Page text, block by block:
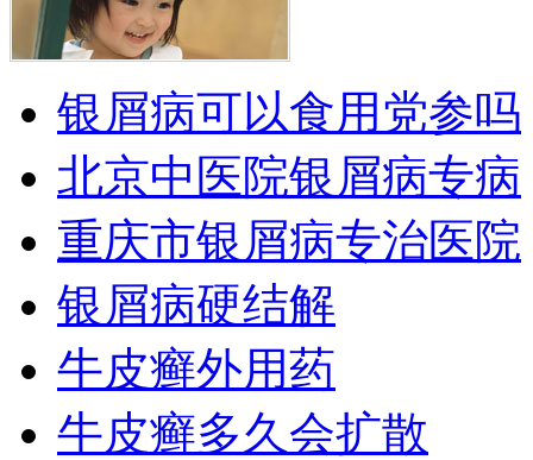
银屑病可以食用党参吗
北京中医院银屑病专病
重庆市银屑病专治医院
银屑病硬结解
牛皮癣外用药
牛皮癣多久会扩散